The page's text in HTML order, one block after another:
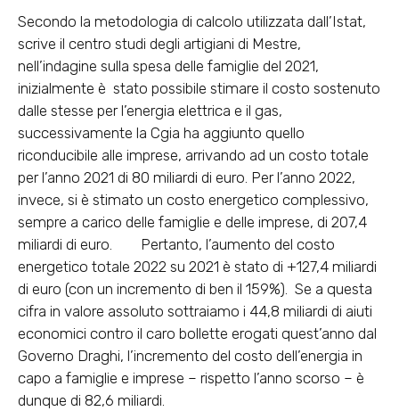
Secondo la metodologia di calcolo utilizzata dall’Istat,
scrive il centro studi degli artigiani di Mestre,
nell’indagine sulla spesa delle famiglie del 2021,
inizialmente è stato possibile stimare il costo sostenuto
dalle stesse per l’energia elettrica e il gas,
successivamente la Cgia ha aggiunto quello
riconducibile alle imprese, arrivando ad un costo totale
per l’anno 2021 di 80 miliardi di euro. Per l’anno 2022,
invece, si è stimato un costo energetico complessivo,
sempre a carico delle famiglie e delle imprese, di 207,4
miliardi di euro. Pertanto, l’aumento del costo
energetico totale 2022 su 2021 è stato di +127,4 miliardi
di euro (con un incremento di ben il 159%). Se a questa
cifra in valore assoluto sottraiamo i 44,8 miliardi di aiuti
economici contro il caro bollette erogati quest’anno dal
Governo Draghi, l’incremento del costo dell’energia in
capo a famiglie e imprese – rispetto l’anno scorso – è
dunque di 82,6 miliardi.